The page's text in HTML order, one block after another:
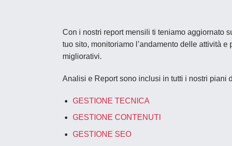
Con i nostri report mensili ti teniamo aggiornato
tuo sito, monitoriamo l’andamento delle attività e
migliorativi.
Analisi e Report sono inclusi in tutti i nostri piani
GESTIONE TECNICA
GESTIONE CONTENUTI
GESTIONE SEO